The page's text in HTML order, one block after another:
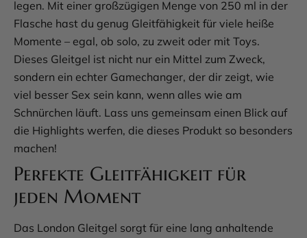
legen. Mit einer großzügigen Menge von 250 ml in der
Flasche hast du genug Gleitfähigkeit für viele heiße
Momente – egal, ob solo, zu zweit oder mit Toys.
Dieses Gleitgel ist nicht nur ein Mittel zum Zweck,
sondern ein echter Gamechanger, der dir zeigt, wie
viel besser Sex sein kann, wenn alles wie am
Schnürchen läuft. Lass uns gemeinsam einen Blick auf
die Highlights werfen, die dieses Produkt so besonders
machen!
Perfekte Gleitfähigkeit für
jeden Moment
Das London Gleitgel sorgt für eine lang anhaltende